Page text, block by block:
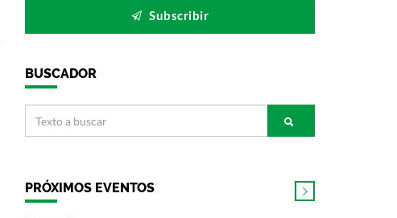
Subscribir
BUSCADOR
PRÓXIMOS EVENTOS